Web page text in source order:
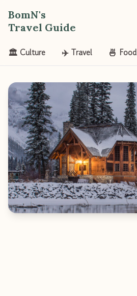
BomN's
Travel Guide
🏛️ Culture ✈️ Travel 🍜 Food